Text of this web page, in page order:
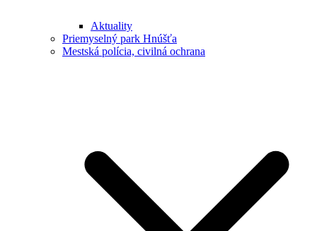
Aktuality
Priemyselný park Hnúšťa
Mestská polícia, civilná ochrana